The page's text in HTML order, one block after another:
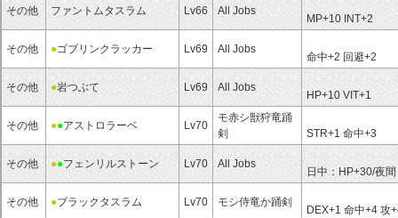
その他 ファントムタスラム Lv66 All Jobs
MP+10 INT+2
その他 ●ゴブリンクラッカー Lv69 All Jobs
命中+2 回避+2
その他 ●岩つぶて Lv69 All Jobs
HP+10 VIT+1
その他 ●●アストロラーベ Lv70
モ赤シ獣狩竜踊
剣
STR+1 命中+3
その他 ●●フェンリルストーン Lv70 All Jobs
日中： HP+30/夜
その他 ●ブラックタスラム Lv70 モシ侍竜か踊剣
DEX+1 命中+4 攻